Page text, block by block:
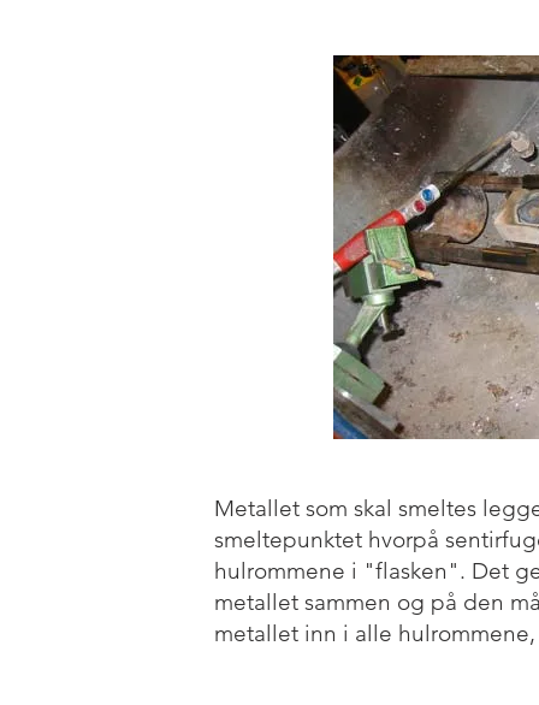
Metallet som skal smeltes
smeltepunktet hvorpå
hulrommene i "flasken". Det
metallet sammen og på den
metallet inn i alle hulrommene,